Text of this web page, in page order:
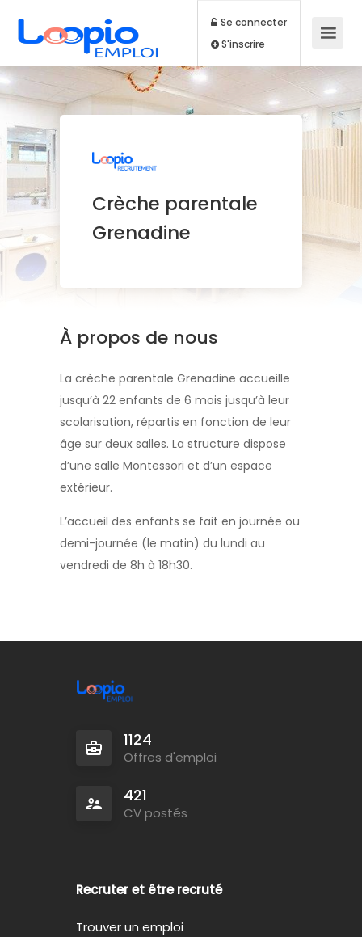
Se connecter
S'inscrire
Crèche parentale
Grenadine
À propos de nous
La crèche parentale Grenadine accueille
jusqu’à 22 enfants de 6 mois jusqu’à leur
scolarisation, répartis en fonction de leur
âge sur deux salles. La structure dispose
d’une salle Montessori et d’un espace
extérieur.
L’accueil des enfants se fait en journée ou
demi-journée (le matin) du lundi au
vendredi de 8h à 18h30.
1124
Offres d'emploi
421
CV postés
Recruter et être recruté
Trouver un emploi